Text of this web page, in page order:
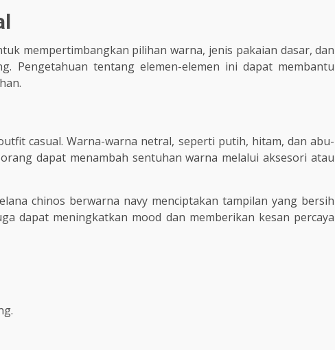
mempertimbangkan pilihan warna, jenis pakaian dasar, dan
Pengetahuan tentang elemen-elemen ini dapat membantu
casual. Warna-warna netral, seperti putih, hitam, dan abu-
dapat menambah sentuhan warna melalui aksesori atau
chinos berwarna navy menciptakan tampilan yang bersih
dapat meningkatkan mood dan memberikan kesan percaya